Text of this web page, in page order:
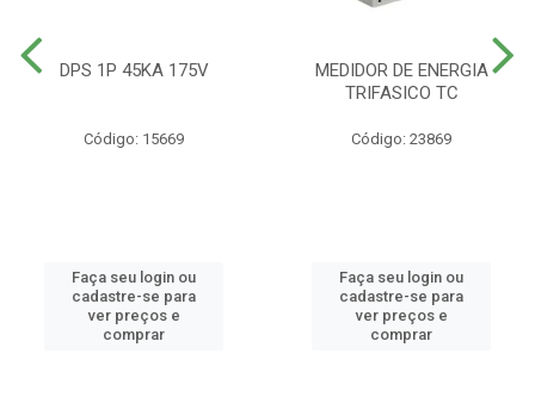
DPS 1P 45KA 175V
Código: 15669
Faça seu login ou
cadastre-se para
ver preços e
comprar
MEDIDOR DE ENERGIA
TRIFASICO TC
Código: 23869
Faça seu login ou
cadastre-se para
ver preços e
comprar